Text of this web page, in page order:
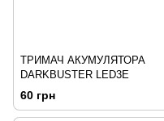
ТРИМАЧ АКУМУЛЯТОРА
DARKBUSTER LED3Е
60 грн